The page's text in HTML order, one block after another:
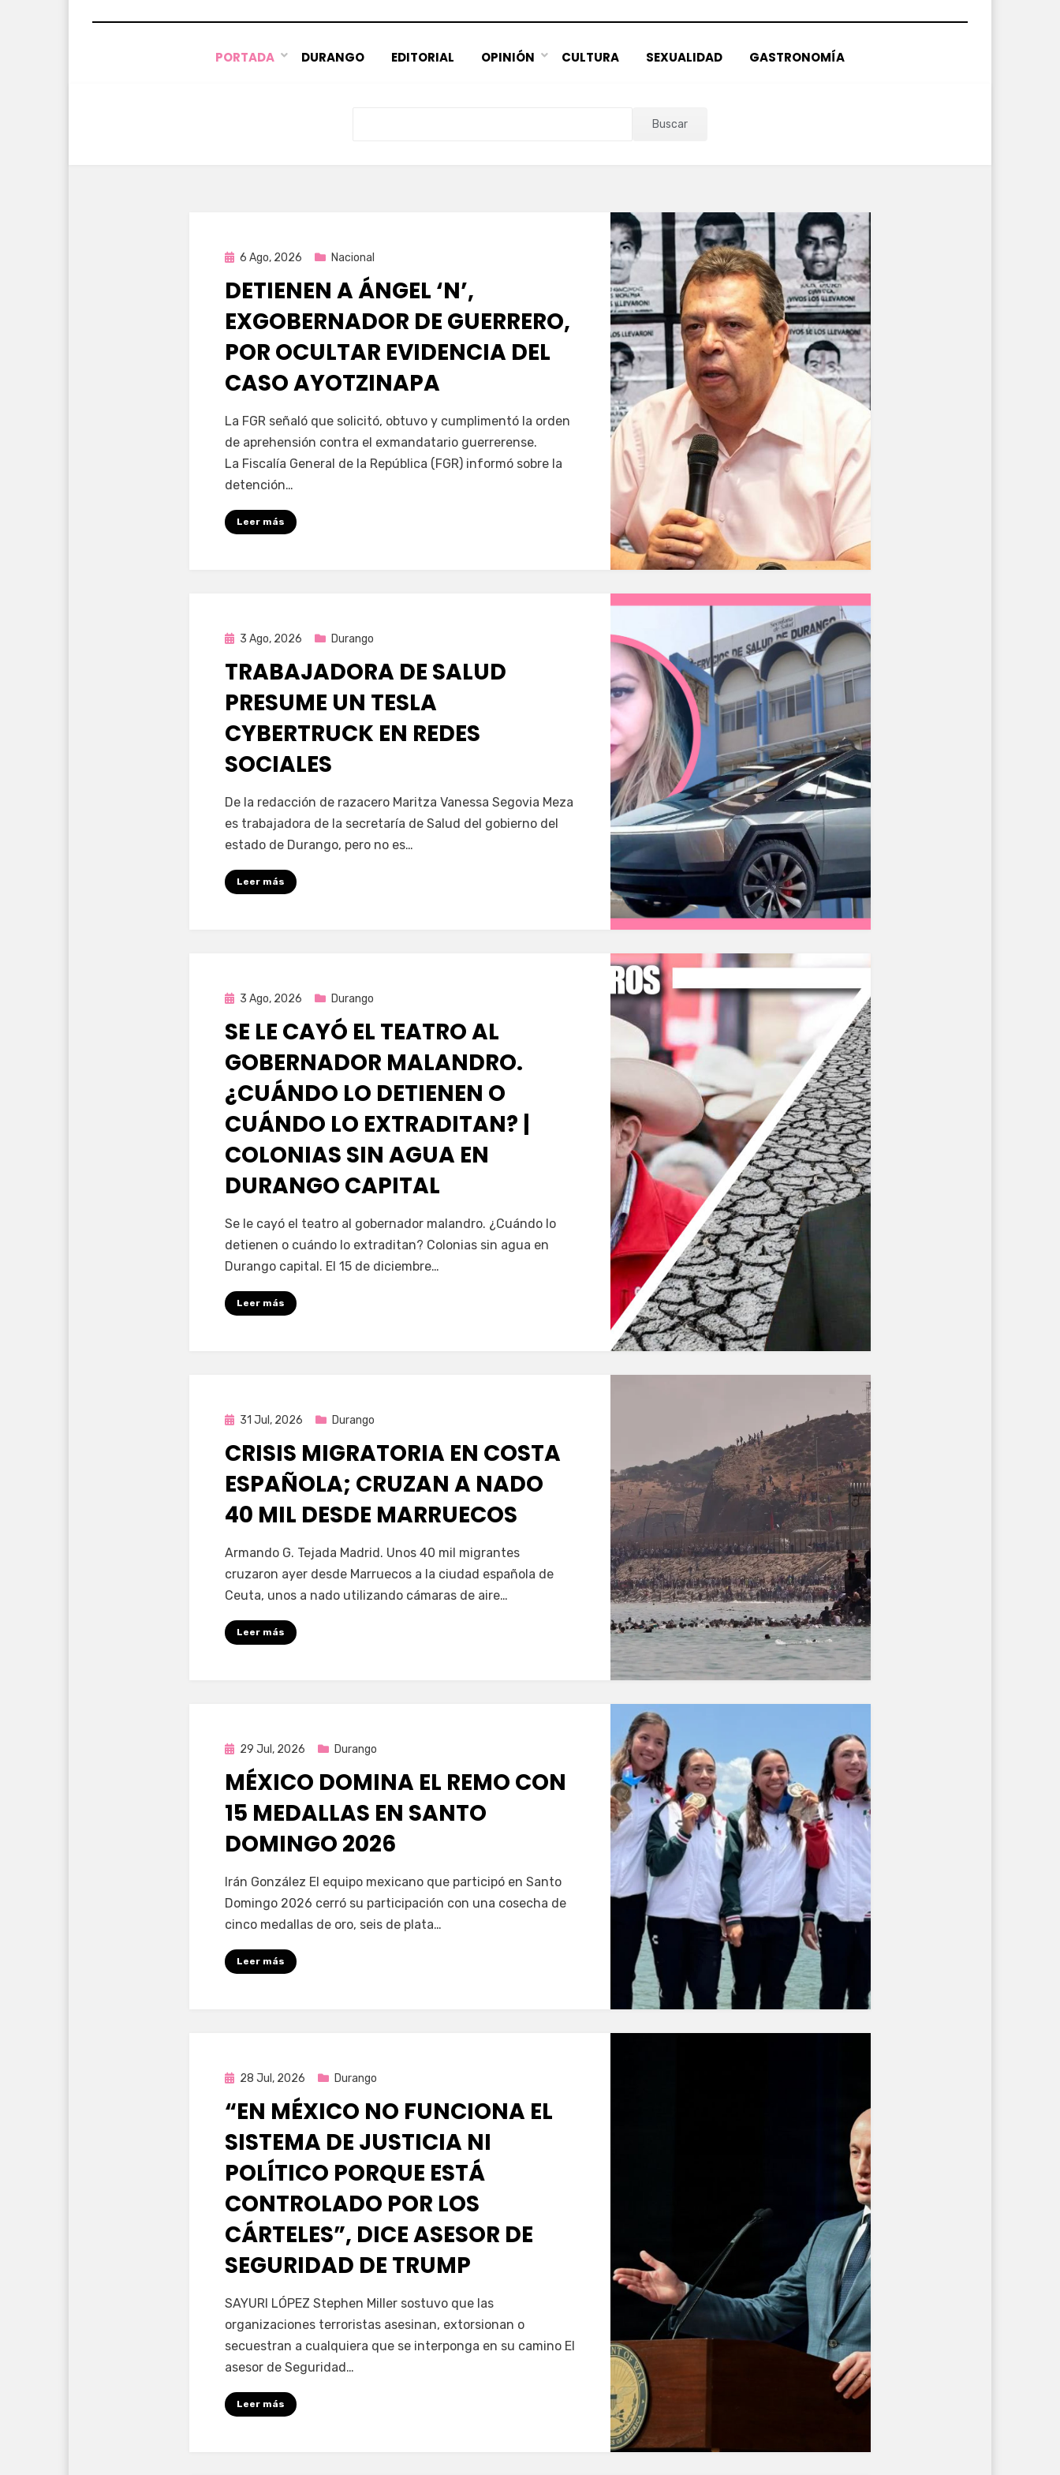
PORTADA DURANGO EDITORIAL OPINIÓN CULTURA SEXUALIDAD GASTRONOMÍA
Buscar
Publicada
6 Ago, 2026 Nacional
DETIENEN A ÁNGEL ‘N’,
EXGOBERNADOR DE GUERRERO,
POR OCULTAR EVIDENCIA DEL
CASO AYOTZINAPA
porFernando Miranda Servín
La FGR señaló que solicitó, obtuvo y cumplimentó la orden
de aprehensión contra el exmandatario guerrerense.
La Fiscalía General de la República (FGR) informó sobre la
detención…
Leer más
Publicada
3 Ago, 2026 Durango
TRABAJADORA DE SALUD
PRESUME UN TESLA
CYBERTRUCK EN REDES
SOCIALES
porFernando Miranda Servín
De la redacción de razacero Maritza Vanessa Segovia Meza
es trabajadora de la secretaría de Salud del gobierno del
estado de Durango, pero no es…
Leer más
Publicada
3 Ago, 2026 Durango
SE LE CAYÓ EL TEATRO AL
GOBERNADOR MALANDRO.
¿CUÁNDO LO DETIENEN O
CUÁNDO LO EXTRADITAN? |
COLONIAS SIN AGUA EN
DURANGO CAPITAL
porFernando Miranda Servín
Se le cayó el teatro al gobernador malandro. ¿Cuándo lo
detienen o cuándo lo extraditan? Colonias sin agua en
Durango capital. El 15 de diciembre…
Leer más
Publicada
31 Jul, 2026 Durango
CRISIS MIGRATORIA EN COSTA
ESPAÑOLA; CRUZAN A NADO
40 MIL DESDE MARRUECOS
porFernando Miranda Servín
Armando G. Tejada Madrid. Unos 40 mil migrantes
cruzaron ayer desde Marruecos a la ciudad española de
Ceuta, unos a nado utilizando cámaras de aire…
Leer más
Publicada
29 Jul, 2026 Durango
MÉXICO DOMINA EL REMO CON
15 MEDALLAS EN SANTO
DOMINGO 2026
porFernando Miranda Servín
Irán González El equipo mexicano que participó en Santo
Domingo 2026 cerró su participación con una cosecha de
cinco medallas de oro, seis de plata…
Leer más
Publicada
28 Jul, 2026 Durango
“EN MÉXICO NO FUNCIONA EL
SISTEMA DE JUSTICIA NI
POLÍTICO PORQUE ESTÁ
CONTROLADO POR LOS
CÁRTELES”, DICE ASESOR DE
SEGURIDAD DE TRUMP
porFernando Miranda Servín
SAYURI LÓPEZ Stephen Miller sostuvo que las
organizaciones terroristas asesinan, extorsionan o
secuestran a cualquiera que se interponga en su camino El
asesor de Seguridad…
Leer más